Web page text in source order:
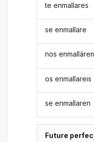
te enmallares
se enmallare
nos
os enmallareis
se enmallaren
Future